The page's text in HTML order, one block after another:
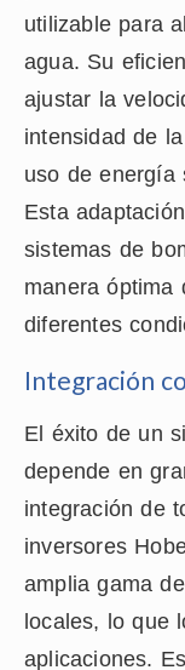
utilizable para
agua. Su
ajustar la
intensidad de
uso de energía
Esta
sistemas de
manera óptima
diferentes
Integración
El éxito de un
depende en
integración de
inversores
amplia gama
locales, lo que
aplicaciones.